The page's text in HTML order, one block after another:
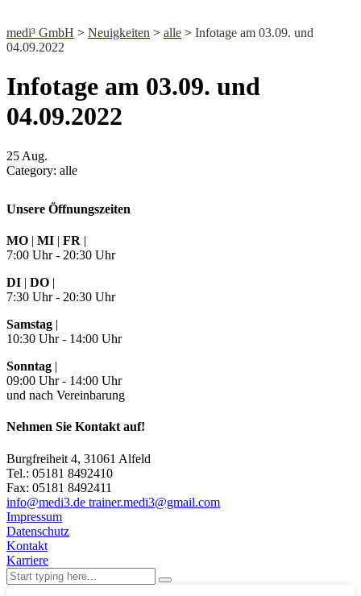
medi³ GmbH > Neuigkeiten > alle > Infotage am 03.09. und
04.09.2022
Infotage am 03.09. und
04.09.2022
25 Aug.
Category: alle
Unsere Öffnungszeiten
MO | MI | FR |
7:00 Uhr - 20:30 Uhr
DI | DO |
7:30 Uhr - 20:30 Uhr
Samstag |
10:30 Uhr - 14:00 Uhr
Sonntag |
09:00 Uhr - 14:00 Uhr
und nach Vereinbarung
Nehmen Sie Kontakt auf!
Burgfreiheit 4, 31061 Alfeld
Tel.: 05181 8492410
Fax: 05181 8492411
info@medi3.de trainer.medi3@gmail.com
Impressum
Datenschutz
Kontakt
Karriere